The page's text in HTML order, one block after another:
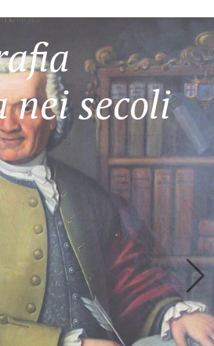
secoli